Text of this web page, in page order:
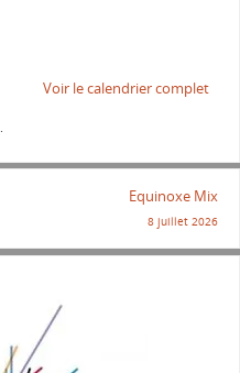
Voir le calendrier complet
.
Equinoxe Mix
8 juillet 2026